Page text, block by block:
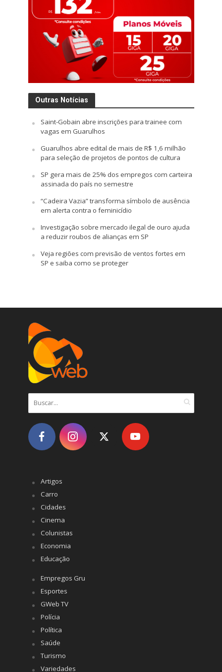
Outras Notícias
Saint-Gobain abre inscrições para trainee com
vagas em Guarulhos
Guarulhos abre edital de mais de R$ 1,6 milhão
para seleção de projetos de pontos de cultura
SP gera mais de 25% dos empregos com carteira
assinada do país no semestre
“Cadeira Vazia” transforma símbolo de ausência
em alerta contra o feminicídio
Investigação sobre mercado ilegal de ouro ajuda
a reduzir roubos de alianças em SP
Veja regiões com previsão de ventos fortes em
SP e saiba como se proteger
Artigos
Carro
Cidades
Cinema
Colunistas
Economia
Educação
Empregos Gru
Esportes
GWeb TV
Polícia
Política
Saúde
Turismo
Variedades